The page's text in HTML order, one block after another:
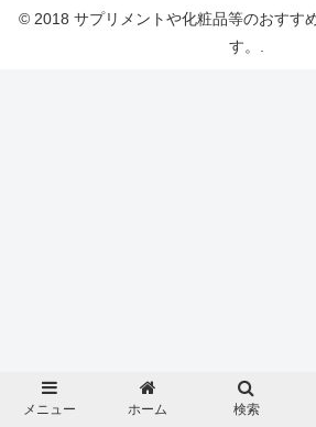
© 2018 サプリメントや化粧品等のおすす
す。.
メニュー ホーム 検索